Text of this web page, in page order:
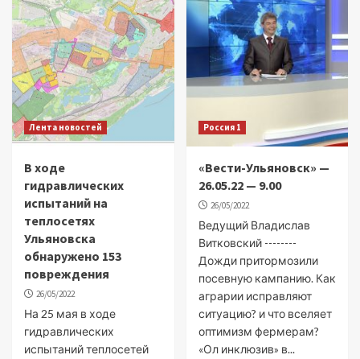
Лента новостей
В ходе
гидравлических
испытаний на
теплосетях
Ульяновска
обнаружено 153
повреждения
26/05/2022
На 25 мая в ходе
гидравлических
испытаний теплосетей
Россия 1
«Вести-Ульяновск» —
26.05.22 — 9.00
26/05/2022
Ведущий Владислав
Витковский --------
Дожди притормозили
посевную кампанию. Как
аграрии исправляют
ситуацию? и что вселяет
оптимизм фермерам?
«Ол инклюзив» в...